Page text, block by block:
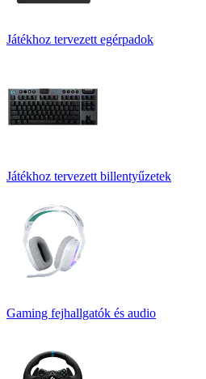
Játékhoz tervezett egérpadok
Játékhoz tervezett billentyűzetek
Gaming fejhallgatók és audio